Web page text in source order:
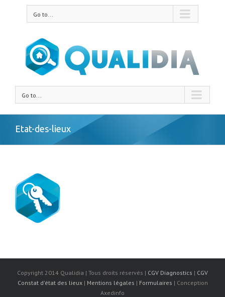
Go to...
Go to...
Etat-des-lieux
Copyright 2014 Qualidia | Tous droits réservés | CGV Diagnostics | CGV
Constat d'état des lieux| Mentions légales | Formulaires | Conception
Axedinfo